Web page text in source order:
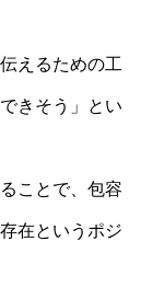
えるための工
きそう」とい
ことで、包容
在というポジ